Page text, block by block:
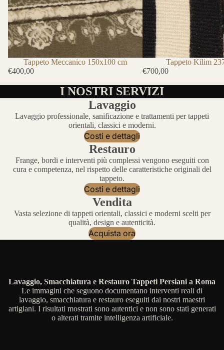
Tappeto Meccanico 150x100 cm
€400,00
Tappeto Kilim
€700,00
I NOSTRI SERVIZI
Lavaggio
Lavaggio professionale, sanificazione e trattamenti per tappeti
orientali, classici e moderni.
Costi e dettagli
Restauro
Frange, bordi e interventi più complessi vengono eseguiti con
cura e competenza, nel rispetto delle caratteristiche originali del
tappeto.
Costi e dettagli
Vendita
Vasta selezione di tappeti orientali, classici e moderni scelti per
qualità, design e autenticità.
Acquista ora
Lavaggio, Smacchiatura e Restauro Tappeti Persiani a Roma
Le immagini che seguono documentano interventi reali di
lavaggio, smacchiatura e restauro eseguiti dai nostri maestri
artigiani. I risultati mostrati sono autentici e non sono stati generati
o alterati tramite intelligenza artificiale.